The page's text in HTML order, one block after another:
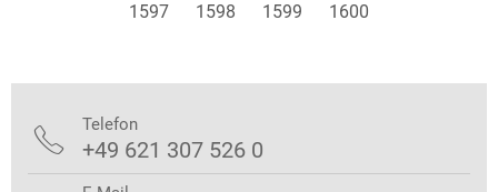
1597
1598 1599 1600
 Telefon
+49 621 307 526 0